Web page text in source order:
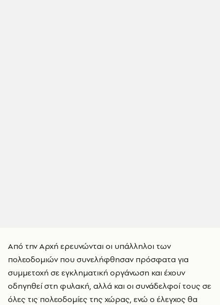
Από την Αρχή ερευνώνται οι υπάλληλοι των
πολεοδομιών που συνελήφθησαν πρόσφατα για
συμμετοχή σε εγκληματική οργάνωση και έχουν
οδηγηθεί στη φυλακή, αλλά και οι συνάδελφοί τους σε
όλες τις πολεοδομίες της χώρας, ενώ ο έλεγχος θα